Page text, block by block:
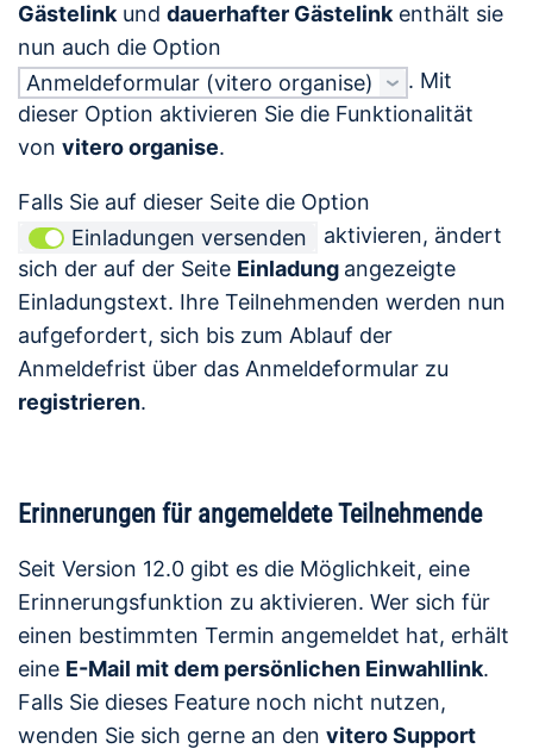
Gästelink und dauerhafter Gästelink enthält sie
nun auch die Option
Anmeldeformular (vitero organise)
. Mit
dieser Option aktivieren Sie die Funktionalität
von vitero organise.
Falls Sie auf dieser Seite die Option
Einladungen versenden
aktivieren, ändert
sich der auf der Seite Einladung angezeigte
Einladungstext. Ihre Teilnehmenden werden nun
aufgefordert, sich bis zum Ablauf der
Anmeldefrist über das Anmeldeformular zu
registrieren.
Erinnerungen für angemeldete Teilnehmende
Seit Version 12.0 gibt es die Möglichkeit, eine
Erinnerungsfunktion zu aktivieren. Wer sich für
einen bestimmten Termin angemeldet hat, erhält
eine E-Mail mit dem persönlichen Einwahllink.
Falls Sie dieses Feature noch nicht nutzen,
wenden Sie sich gerne an den vitero Support